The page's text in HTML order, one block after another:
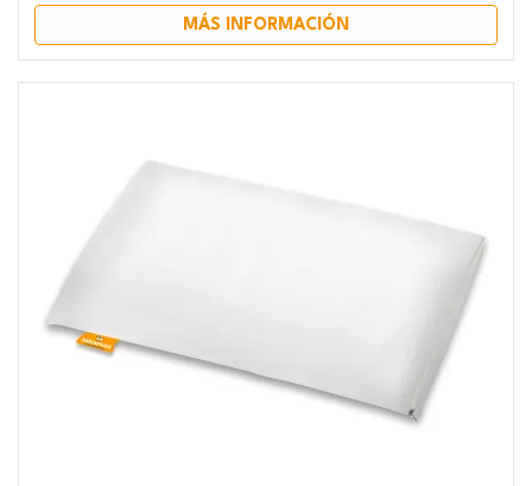
MÁS INFORMACIÓN